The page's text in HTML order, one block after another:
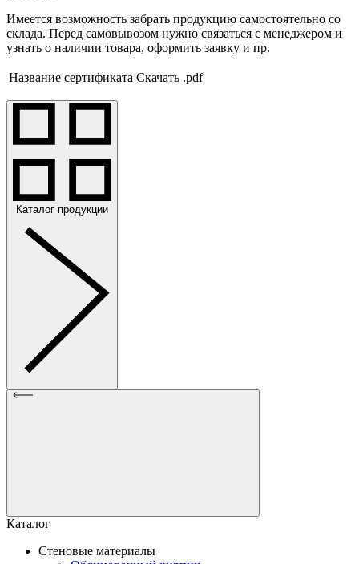
Имеется возможность забрать продукцию самостоятельно со
склада. Перед самовывозом нужно связаться с менеджером и
узнать о наличии товара, оформить заявку и пр.
Название сертификата Скачать .pdf
Каталог продукции
Каталог
Стеновые материалы